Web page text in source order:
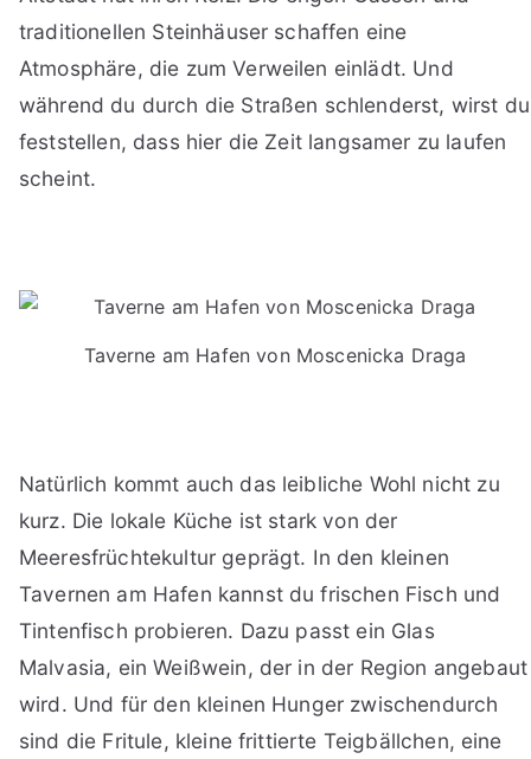
traditionellen Steinhäuser schaffen eine
Atmosphäre, die zum Verweilen einlädt. Und
während du durch die Straßen schlenderst, wirst du
feststellen, dass hier die Zeit langsamer zu laufen
scheint.
Taverne am Hafen von Moscenicka Draga
Natürlich kommt auch das leibliche Wohl nicht zu
kurz. Die lokale Küche ist stark von der
Meeresfrüchtekultur geprägt. In den kleinen
Tavernen am Hafen kannst du frischen Fisch und
Tintenfisch probieren. Dazu passt ein Glas
Malvasia, ein Weißwein, der in der Region angebaut
wird. Und für den kleinen Hunger zwischendurch
sind die Fritule, kleine frittierte Teigbällchen, eine